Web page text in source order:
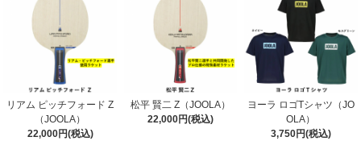
リアム ピッチフォード Z
（JOOLA）
22,000円(税込)
松平 賢二 Z（JOOLA）
22,000円(税込)
ヨーラ ロゴTシャツ（JO
OLA）
3,750円(税込)